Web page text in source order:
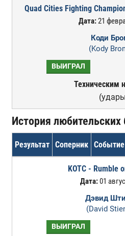
Quad Cities Fighting
Дата:21
Коди
(Kody
ВЫИГРАЛ
Техническим
История любительских
Результат Соперник
KOTC - Rumble
Дата:01
Дэвид
(David
ВЫИГРАЛ